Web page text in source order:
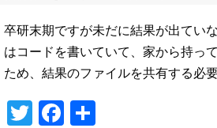
卒研末期ですが未だに結果が出てい
はコードを書いていて、家から持っ
ため、結果のファイルを共有する必
T
Fa